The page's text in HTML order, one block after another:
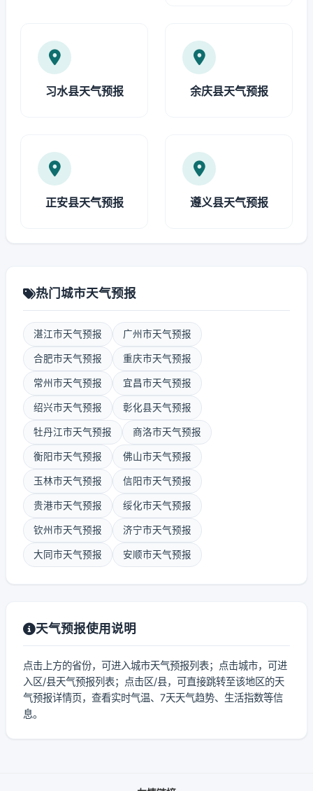
习水县天气预报 余庆县天气预报
正安县天气预报 遵义县天气预报
热门城市天气预报
湛江市天气预报 广州市天气预报
合肥市天气预报 重庆市天气预报
常州市天气预报 宜昌市天气预报
绍兴市天气预报 彰化县天气预报
牡丹江市天气预报 商洛市天气预报
衡阳市天气预报 佛山市天气预报
玉林市天气预报 信阳市天气预报
贵港市天气预报 绥化市天气预报
钦州市天气预报 济宁市天气预报
大同市天气预报 安顺市天气预报
天气预报使用说明
点击上方的省份，可进入城市天气预报列表；点击城市，可进
入区/县天气预报列表；点击区/县，可直接跳转至该地区的天
气预报详情页，查看实时气温、7天天气趋势、生活指数等信
息。